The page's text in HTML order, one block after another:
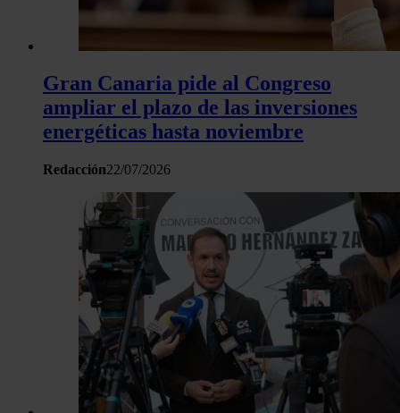
Gran Canaria pide al Congreso
ampliar el plazo de las inversiones
energéticas hasta noviembre
Redacción22/07/2026